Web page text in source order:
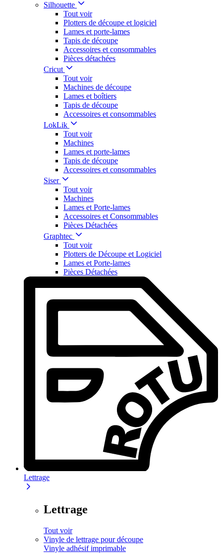
Silhouette
Tout voir
Plotters de découpe et logiciel
Lames et porte-lames
Tapis de découpe
Accessoires et consommables
Pièces détachées
Cricut
Tout voir
Machines de découpe
Lames et boîtiers
Tapis de découpe
Accessoires et consommables
LokLik
Tout voir
Machines
Lames et porte-lames
Tapis de découpe
Accessoires et consommables
Siser
Tout voir
Machines
Lames et Porte-lames
Accessoires et Consommables
Pièces Détachées
Graphtec
Tout voir
Plotters de Découpe et Logiciel
Lames et Porte-lames
Pièces Détachées
Lettrage
Lettrage
Tout voir
Vinyle de lettrage pour découpe
Vinyle adhésif imprimable